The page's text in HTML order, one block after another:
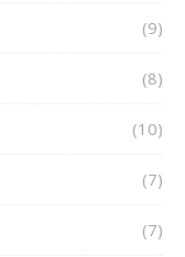
(9)
(8)
(10)
(7)
(7)